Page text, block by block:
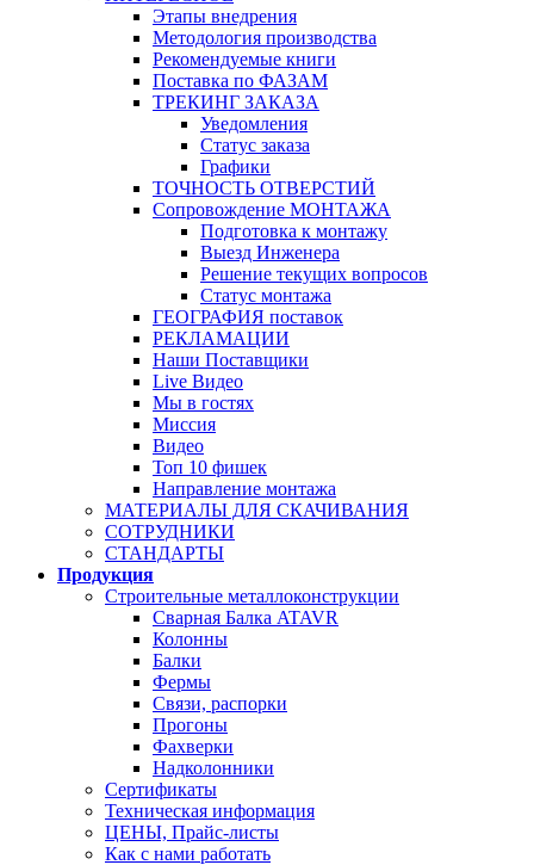
Этапы внедрения
Методология производства
Рекомендуемые книги
Поставка по ФАЗАМ
ТРЕКИНГ ЗАКАЗА
Уведомления
Статус заказа
Графики
ТОЧНОСТЬ ОТВЕРСТИЙ
Сопровождение МОНТАЖА
Подготовка к монтажу
Выезд Инженера
Решение текущих вопросов
Статус монтажа
ГЕОГРАФИЯ поставок
РЕКЛАМАЦИИ
Наши Поставщики
Live Видео
Мы в гостях
Миссия
Видео
Топ 10 фишек
Направление монтажа
МАТЕРИАЛЫ ДЛЯ СКАЧИВАНИЯ
СОТРУДНИКИ
СТАНДАРТЫ
Продукция
Строительные металлоконструкции
Сварная Балка ATAVR
Колонны
Балки
Фермы
Связи, распорки
Прогоны
Фахверки
Надколонники
Сертификаты
Техническая информация
ЦЕНЫ, Прайс-листы
Как с нами работать